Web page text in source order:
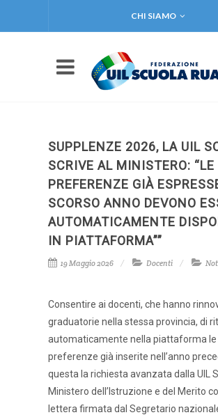
CHI SIAMO
SUPPLENZE 2026, LA UIL
SCRIVE AL MINISTERO:
PREFERENZE GIÀ
SCORSO ANNO DEVONO
AUTOMATICAMENTE
IN PIATTAFORMA””
19 Maggio 2026 Docenti
Consentire ai docenti, che hanno
graduatorie nella stessa provincia, di
automaticamente nella piattaforma le
preferenze già inserite nell’anno
questa la richiesta avanzata dalla UIL
Ministero dell’Istruzione e del Merito
lettera firmata dal Segretario